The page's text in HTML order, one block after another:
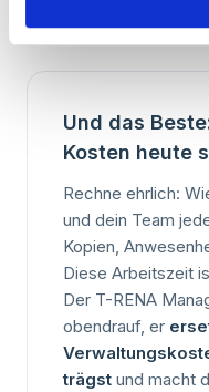
Und das
Kosten heute
Rechne ehrlich:
und dein Team
Kopien,
Diese Arbeitszeit
Der T-RENA
obendrauf, er
trägst und macht